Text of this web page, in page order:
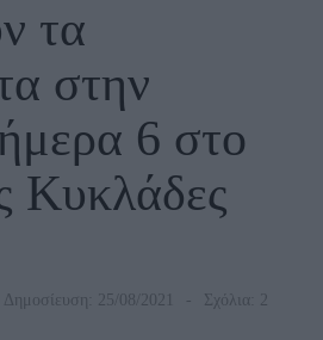
τα
στην
6 στο
Κυκλάδες
Δημοσίευση: 25/08/2021 Σχόλια: 2